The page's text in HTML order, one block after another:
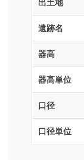
遺跡名
器高
器高単位
口径
口径単位